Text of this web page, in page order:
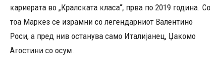
кариерата во „Кралската класа“, прва по 2019 година. Со
тоа Маркез се израмни со легендарниот Валентино
Роси, а пред нив останува само Италијанец, Џакомо
Агостини со осум.